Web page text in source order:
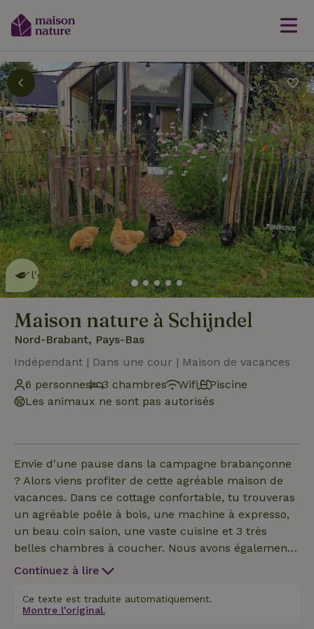
Cette Maison Nature fait de
l'effeten savoir plus
Maison nature à Schijndel
Nord-Brabant, Pays-Bas
Indépendant | Dans une cour | Maison de vacances
6 personnes
3 chambres Wifi
Piscine
Les animaux ne sont pas autorisés
Envie d'une pause dans la campagne brabançonne
? Alors viens profiter de cette agréable maison de
vacances. Dans ce cottage confortable, tu trouveras
un agréable poêle à bois, une machine à expresso,
un beau coin salon, une vaste cuisine et 3 très
belles chambres à coucher. Nous avons également
une armoire à jeux avec beaucoup de jouets pour
l'extérieur, avec de belles vues à travers de grandes
façades vitrées. Dans le jardin, tu trouveras des
Continuez à lire
Ce texte est traduite automatiquement.
Montre l'original.